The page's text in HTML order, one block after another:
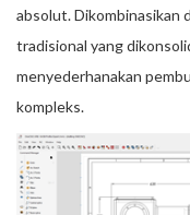
absolut. Dikombinasikan
tradisional yang
menyederhanakan
kompleks.